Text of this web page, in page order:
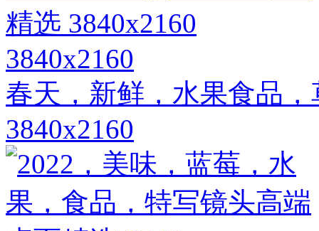
3840x2160
春天，新鲜，水果食品
3840x2160